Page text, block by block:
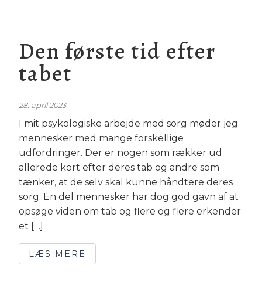
Den første tid efter
tabet
28. april 2023
I mit psykologiske arbejde med sorg møder jeg
mennesker med mange forskellige
udfordringer. Der er nogen som rækker ud
allerede kort efter deres tab og andre som
tænker, at de selv skal kunne håndtere deres
sorg. En del mennesker har dog god gavn af at
opsøge viden om tab og flere og flere erkender
et […]
LÆS MERE